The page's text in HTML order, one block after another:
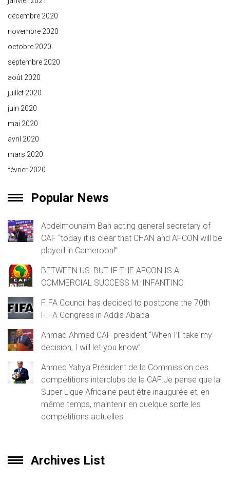
décembre 2020
novembre 2020
octobre 2020
septembre 2020
août 2020
juillet 2020
juin 2020
mai 2020
avril 2020
mars 2020
février 2020
Popular News
Abdelmounaïm Bah acting general secretary of
CAF “today it is clear that CHAN and AFCON will be
played in Cameroon!”
BETWEEN US: BUT IF THE AFCON IS A
COMMERCIAL SUCCESS M. INFANTINO
FIFA Council has decided to postpone the 70th
FIFA Congress in Addis Ababa
Ahmad Ahmad CAF president “When I’ll take my
decision, I will let you know”.
Ahmed Yahya Président de la Commission des
compétitions interclubs de la CAF:Je pense que la
Super Ligue Africaine peut être inaugurée et, en
même temps, maintenir en quelque sorte les
compétitions actuelles
Archives List